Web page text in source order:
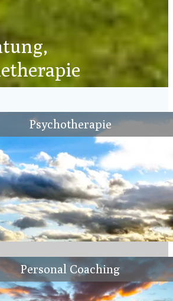
Psychotherapie
Personal Coaching